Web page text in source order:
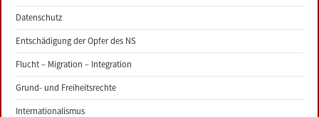
Datenschutz
Entschädigung der Opfer des NS
Flucht – Migration – Integration
Grund- und Freiheitsrechte
Internationalismus